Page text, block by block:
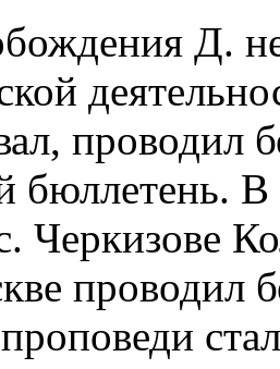
Д.
проводил
бюллетень. В
Черкизове
проводил